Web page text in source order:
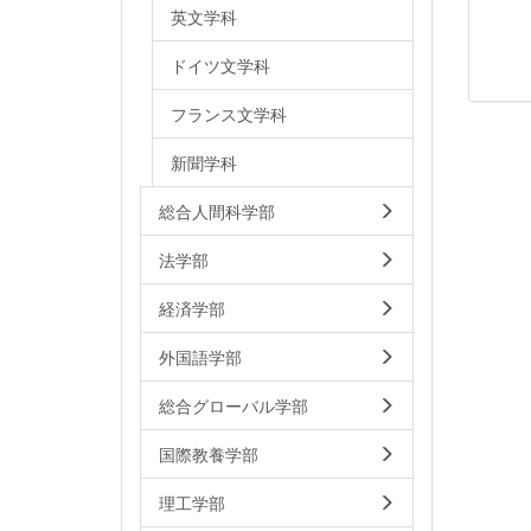
英文学科
ドイツ文学科
フランス文学科
新聞学科
総合人間科学部
法学部
経済学部
外国語学部
総合グローバル学部
国際教養学部
理工学部